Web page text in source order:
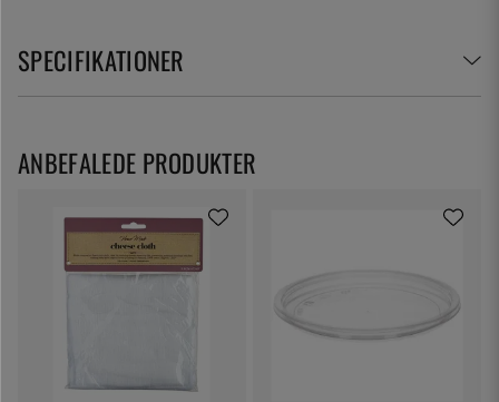
SPECIFIKATIONER
ANBEFALEDE PRODUKTER